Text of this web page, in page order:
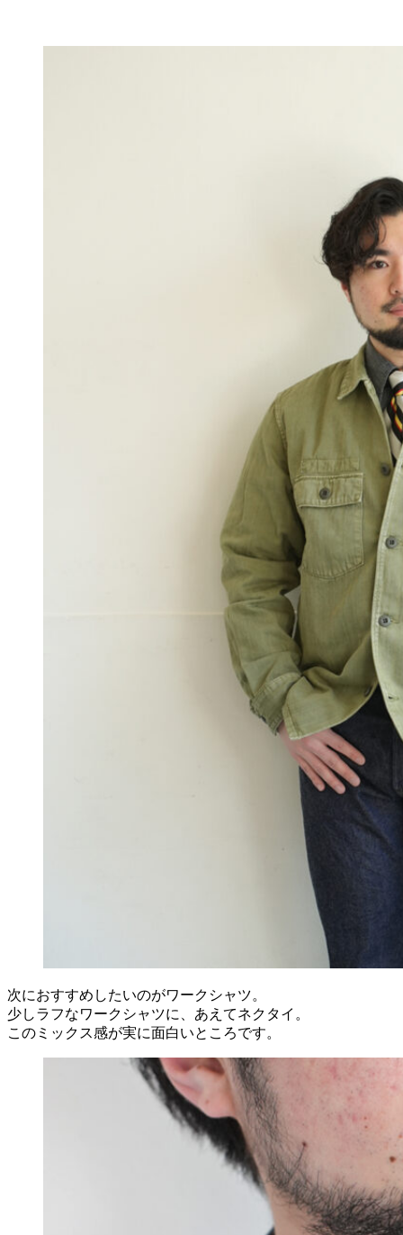
次におすすめしたいのがワークシャツ。
少しラフなワークシャツに、あえてネクタイ。
このミックス感が実に面白いところです。